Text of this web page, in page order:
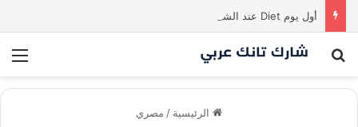
أول يوم Diet عند الشاركس be like
بحث عن
الرئيسية / مصري